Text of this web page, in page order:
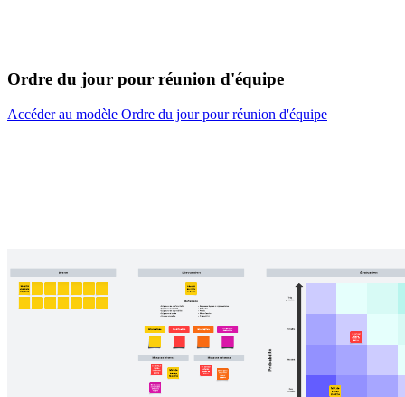
Ordre du jour pour réunion d'équipe
Accéder au modèle Ordre du jour pour réunion d'équipe